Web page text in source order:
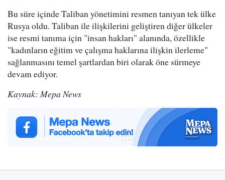
Bu süre içinde Taliban yönetimini resmen tanıyan tek ülke
Rusya oldu. Taliban ile ilişkilerini geliştiren diğer ülkeler
ise resmi tanıma için "insan hakları" alanında, özellikle
"kadınların eğitim ve çalışma haklarına ilişkin ilerleme"
sağlanmasını temel şartlardan biri olarak öne sürmeye
devam ediyor.
Kaynak: Mepa News